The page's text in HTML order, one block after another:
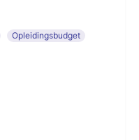
Opleidingsbudget